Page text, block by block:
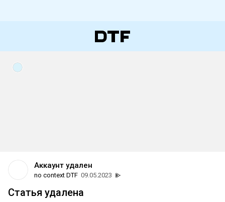
Аккаунт удален
no context DTF 09.05.2023
Статья удалена